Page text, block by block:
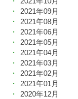
2021年09月
2021年08月
2021年06月
2021年05月
2021年04月
2021年03月
2021年02月
2021年01月
2020年12月